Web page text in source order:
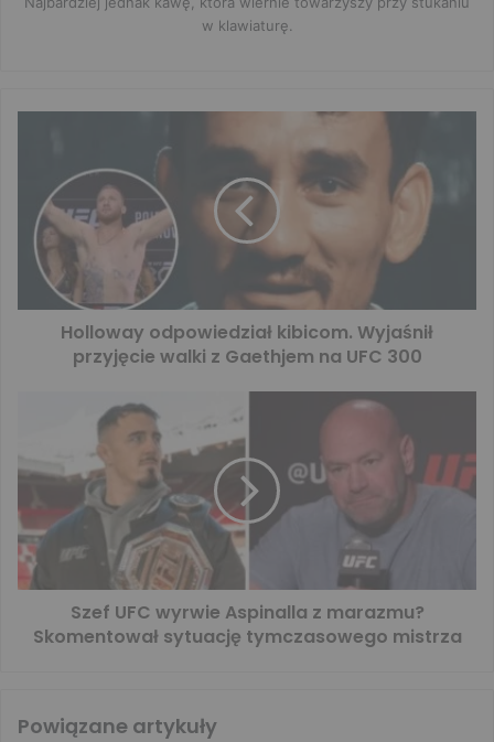
w klawiaturę.
Holloway odpowiedział kibicom. Wyjaśnił
przyjęcie walki z Gaethjem na UFC 300
Szef UFC wyrwie Aspinalla z marazmu?
Skomentował sytuację tymczasowego mistrza
Powiązane artykuły